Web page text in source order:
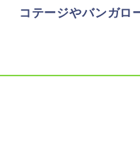
コテージやバンガロ